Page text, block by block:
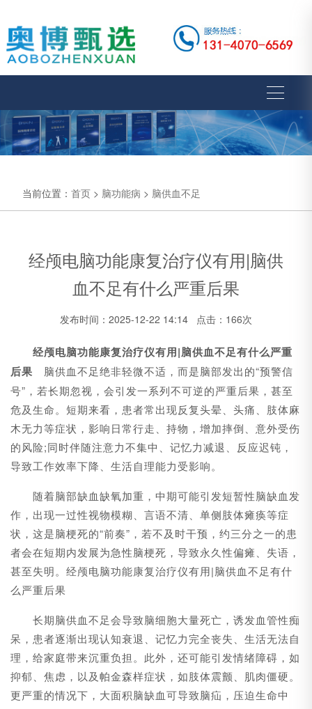
当前位置： 首页 > 脑功能病 > 脑供血不足
经颅电脑功能康复治疗仪有用|脑供
血不足有什么严重后果
发布时间：2025-12-22 14:14 点击：166次
经颅电脑功能康复治疗仪有用|脑供血不足有什么严重
后果 脑供血不足绝非轻微不适，而是脑部发出的“预警信
号”，若长期忽视，会引发一系列不可逆的严重后果，甚至
危及生命。短期来看，患者常出现反复头晕、头痛、肢体麻
木无力等症状，影响日常行走、持物，增加摔倒、意外受伤
的风险;同时伴随注意力不集中、记忆力减退、反应迟钝，
导致工作效率下降、生活自理能力受影响。
随着脑部缺血缺氧加重，中期可能引发短暂性脑缺血发
作，出现一过性视物模糊、言语不清、单侧肢体瘫痪等症
状，这是脑梗死的“前奏”，若不及时干预，约三分之一的患
者会在短期内发展为急性脑梗死，导致永久性偏瘫、失语，
甚至失明。经颅电脑功能康复治疗仪有用|脑供血不足有什
么严重后果
长期脑供血不足会导致脑细胞大量死亡，诱发血管性痴
呆，患者逐渐出现认知衰退、记忆力完全丧失、生活无法自
理，给家庭带来沉重负担。此外，还可能引发情绪障碍，如
抑郁、焦虑，以及帕金森样症状，如肢体震颤、肌肉僵硬。
更严重的情况下，大面积脑缺血可导致脑疝，压迫生命中